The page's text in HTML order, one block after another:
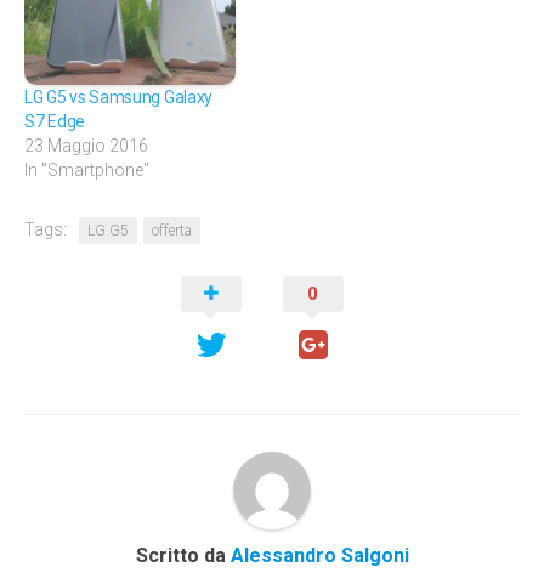
LG G5 vs Samsung Galaxy
S7 Edge
23 Maggio 2016
In "Smartphone"
Tags: LG G5 offerta
0
Scritto da Alessandro Salgoni